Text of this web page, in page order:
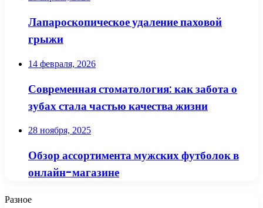
Лапароскопическое удаление паховой
грыжи
14 февраля, 2026
Современная стоматология: как забота о
зубах стала частью качества жизни
28 ноября, 2025
Обзор ассортимента мужских футболок в
онлайн-магазине
Разное